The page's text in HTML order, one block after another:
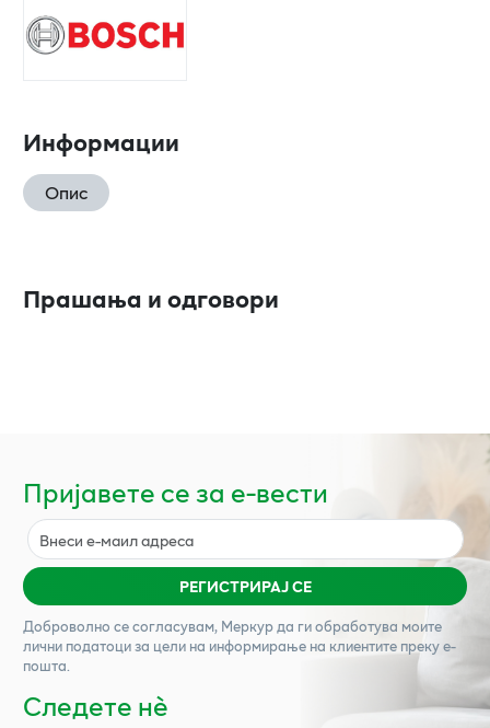
Информации
Опис
Прашања и одговори
Пријавете се за е-вести
РЕГИСТРИРАЈ СЕ
Доброволно се согласувам, Меркурда ги обработува моите
лични податоци за цели на информирање на клиентите преку е-
пошта.
Следете нѐ